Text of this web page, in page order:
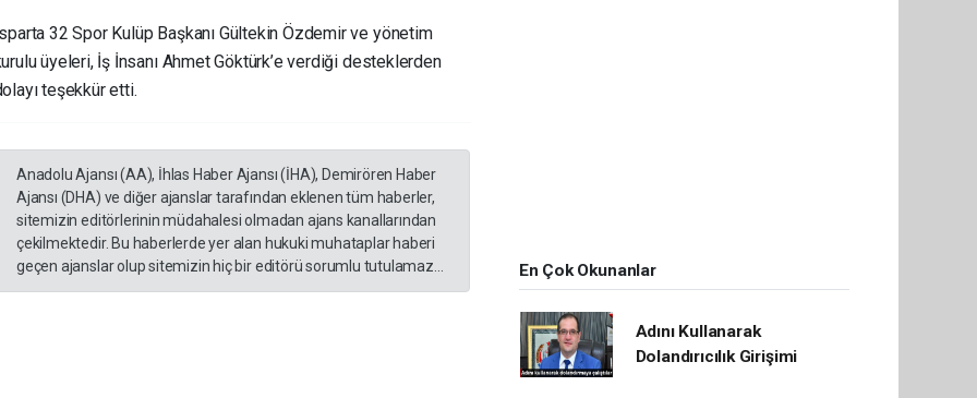
32 Spor Kulüp Başkanı Gültekin Özdemir ve yönetim
üyeleri, İş İnsanı Ahmet Göktürk’e verdiği desteklerden
teşekkür etti.
Anadolu Ajansı (AA), İhlas Haber Ajansı (İHA), Demirören Haber
Ajansı (DHA) ve diğer ajanslar tarafından eklenen tüm haberler,
sitemizin editörlerinin müdahalesi olmadan ajans kanallarından
çekilmektedir. Bu haberlerde yer alan hukuki muhataplar haberi
geçen ajanslar olup sitemizin hiç bir editörü sorumlu tutulamaz...
En Çok Okunanlar
Adını Kullanarak
Dolandırıcılık Girişimi